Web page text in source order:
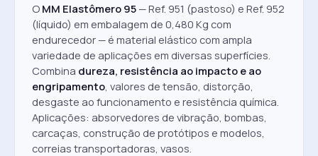
O MM Elastômero 95 — Ref. 951 (pastoso) e Ref. 952
(líquido) em embalagem de 0,480 Kg com
endurecedor — é material elástico com ampla
variedade de aplicações em diversas superfícies.
Combina dureza, resistência ao impacto e ao
engripamento , valores de tensão, distorção,
desgaste ao funcionamento e resistência química.
Aplicações: absorvedores de vibração, bombas,
carcaças, construção de protótipos e modelos,
correias transportadoras, vasos.